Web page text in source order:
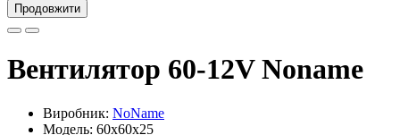
Продовжити
Вентилятор 60-12V Noname
Виробник: NoName
Модель: 60x60x25